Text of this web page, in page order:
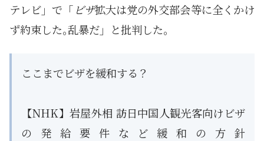
テレビ」で「 ビザ拡大は党の外交部会等に全くかけ
ず約束した｡乱暴だ」と批判した。
ここまでビザを緩和する？
【NHK】岩屋外相 訪日中国人観光客向けビザ
の発給要件など緩和の方針